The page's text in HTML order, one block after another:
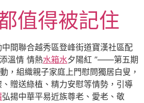
值得被記住
間聯合越秀區登峰街道寶漢社區配
溫情 情熱水箱水夕陽紅 ”——第五期
，組織親子家庭上門慰問獨居白叟，
贈送綠植、精力安慰等情勢，引導
弘揚中華平易近族尊老、愛老、敬